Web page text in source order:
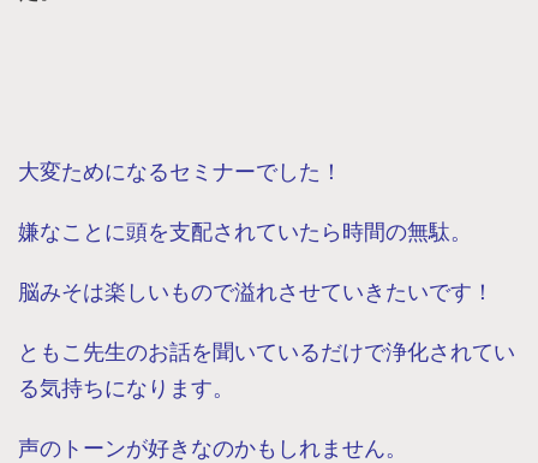
大変ためになるセミナーでした！
嫌なことに頭を支配されていたら時間の無駄。
脳みそは楽しいもので溢れさせていきたいです！
ともこ先生のお話を聞いているだけで浄化されてい
る気持ちになります。
声のトーンが好きなのかもしれません。